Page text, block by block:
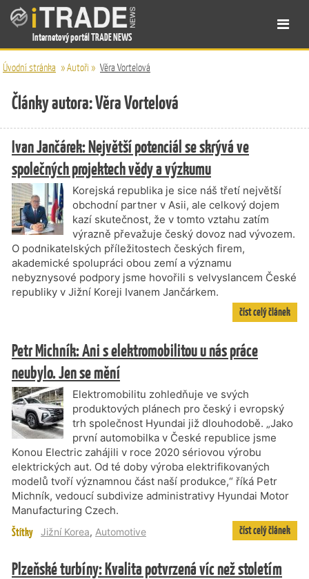
Internetový portál TRADE NEWS
Úvodní stránka »Autoři » Věra Vortelová
Články autora: Věra Vortelová
Ivan Jančárek: Největší potenciál se skrývá ve
společných projektech vědy a výzkumu
Korejská republika je sice náš třetí největší
obchodní partner v Asii, ale celkový dojem
kazí skutečnost, že v tomto vztahu zatím
výrazně převažuje český dovoz nad vývozem.
O podnikatelských příležitostech českých firem,
akademické spolupráci obou zemí a významu
nebyznysové podpory jsme hovořili s velvyslancem České
republiky v Jižní Koreji Ivanem Jančárkem.
číst celý článek
Petr Michník: Ani s elektromobilitou u nás práce
neubylo. Jen se mění
Elektromobilitu zohledňuje ve svých
produktových plánech pro český i evropský
trh společnost Hyundai již dlouhodobě. „Jako
první automobilka v České republice jsme
Konou Electric zahájili v roce 2020 sériovou výrobu
elektrických aut. Od té doby výroba elektrifikovaných
modelů tvoří významnou část naší produkce,“ říká Petr
Michník, vedoucí subdivize administrativy Hyundai Motor
Manufacturing Czech.
Štítky Jižní Korea, Automotive číst celý článek
Plzeňské turbíny: Kvalita potvrzená víc než stoletím